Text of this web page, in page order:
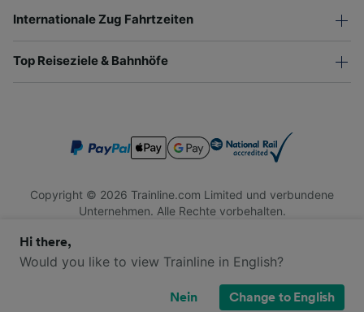
Internationale Zug Fahrtzeiten
Top Reiseziele & Bahnhöfe
Copyright © 2026 Trainline.com Limited und verbundene
Unternehmen. Alle Rechte vorbehalten.
Firmennummer 3846791. Registrierte Adresse: 1 Stonecutter
St, London EC4A 4AH, United Kingdom. USt-IdNr.: 791 7261
Hi there,
Would you like to view Trainline in English?
Nein Change to English